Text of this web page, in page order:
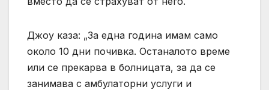
Джоу каза: „За една година имам само
около 10 дни почивка. Останалото време
или се прекарва в болницата, за да се
занимава с амбулаторни услуги и